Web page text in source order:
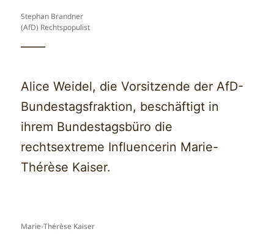
Stephan Brandner
(AfD) Rechtspopulist
——
Alice Weidel, die Vorsitzende der AfD-
Bundestagsfraktion, beschäftigt in
ihrem Bundestagsbüro die
rechtsextreme Influencerin Marie-
Thérèse Kaiser.
Marie-Thérèse Kaiser